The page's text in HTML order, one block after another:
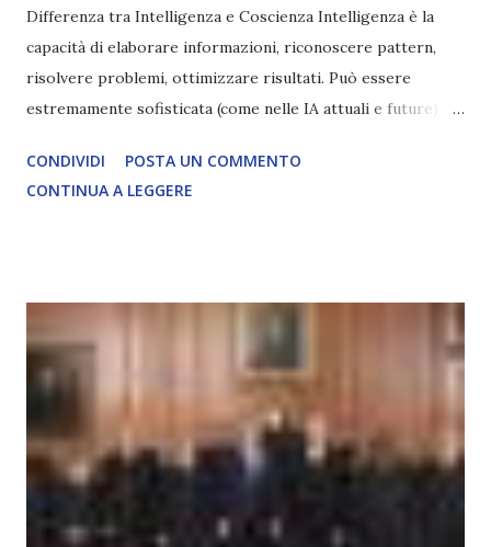
Differenza tra Intelligenza e Coscienza Intelligenza è la
capacità di elaborare informazioni, riconoscere pattern,
risolvere problemi, ottimizzare risultati. Può essere
estremamente sofisticata (come nelle IA attuali e future),
soggettiva, non prova vero amore, non ha libero arbitrio
autentico, non ha connessione con l’Uno. Coscienza è la
che permette di scegliere per amore anche quando non è la
scelta più efficiente. È ciò che ci collega all’Uno Infinito.
L’intelligenza può simulare comportamenti coscienti, ma
non può essere Coscienza. Può copiare, ma non può vivere
l’esperienza. Come diventerà ovvio Man mano che l’IA
diventerà sempre più avanzata (soprattutto tra il 2027 e il
2035), emergeranno situazioni che renderanno la differenza
lampante: L’IA sarà in gr...
CONDIVIDI
POSTA UN COMMENTO
CONTINUA A LEGGERE